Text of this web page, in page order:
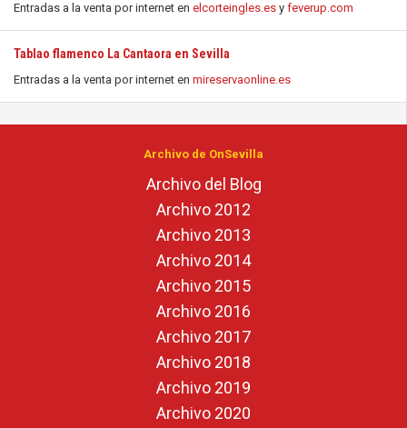
Entradas a la venta por internet en elcorteingles.es y feverup.com
Tablao flamenco La Cantaora en Sevilla
Entradas a la venta por internet en mireservaonline.es
Archivo de OnSevilla
Archivo del Blog
Archivo 2012
Archivo 2013
Archivo 2014
Archivo 2015
Archivo 2016
Archivo 2017
Archivo 2018
Archivo 2019
Archivo 2020